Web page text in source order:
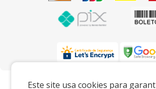
Este site usa cookies para
Preços e condições exclusivos